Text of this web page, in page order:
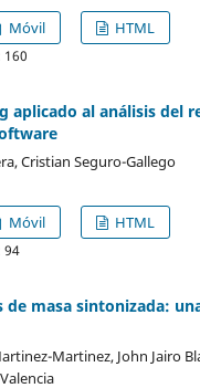
Móvil HTML
aplicado al análisis del
Cristian Seguro-Gallego
Móvil HTML
94
masa sintonizada:
Martinez, John Jairo